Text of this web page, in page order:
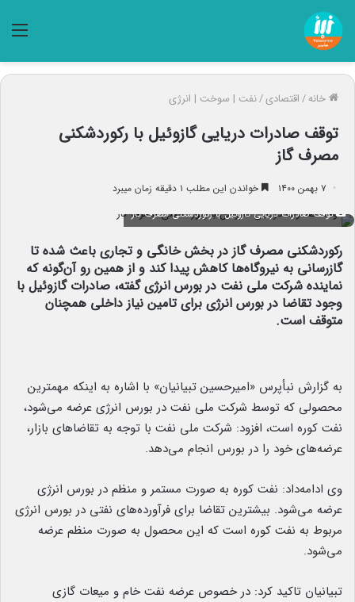
خانه/اقتصادی/نفت | سوخت | انرژی
توقف صادرات دریایی گازوئیل با رکوردشکنی
مصرف گاز
۷ بهمن ۱۴۰۰ خواندن این مطلب ۱ دقیقه زمان میبرد
توقف صادرات دریایی گازوئیل با رکوردشکنی مصرف گاز
رکوردشکنی مصرف گاز در بخش خانگی و تجاری باعث شده تا
گازرسانی به نیروگاه‌ها کاهش پیدا کند و از همین رو آن‌گونه که
نماینده شرکت ملی نفت در بورس انرژی گفته، صادرات گازوئیل با
وجود تقاضا در بورس انرژی برای تامین نیاز داخلی همچنان
متوقف است.
به گزارش نبأپرس «امیرحسین تبیانیان» با اشاره به اینکه مهمترین
محصولی که توسط شرکت ملی نفت در بورس انرژی عرضه می‌شود،
نفت کوره است، افزود: شرکت ملی نفت با توجه به تقاضاهای بازار،
عرضه‌های خود را در بورس انجام می‌دهد.
وی ادامه‌داد: نفت کوره به صورت مستمر و منظم در بورس انرژی
عرضه می‌شود. بیشترین تقاضا برای فرآورده‌های نفتی در بورس انرژی
مربوط به نفت کوره است که این محصول به صورت منظم عرضه
می‌شود.
تبیانیان تاکید کرد: در خصوص عرضه نفت خام و میعات گازی